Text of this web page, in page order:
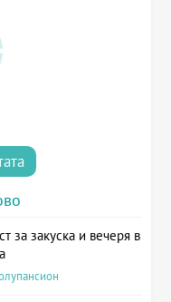
за закуска и вечеря в